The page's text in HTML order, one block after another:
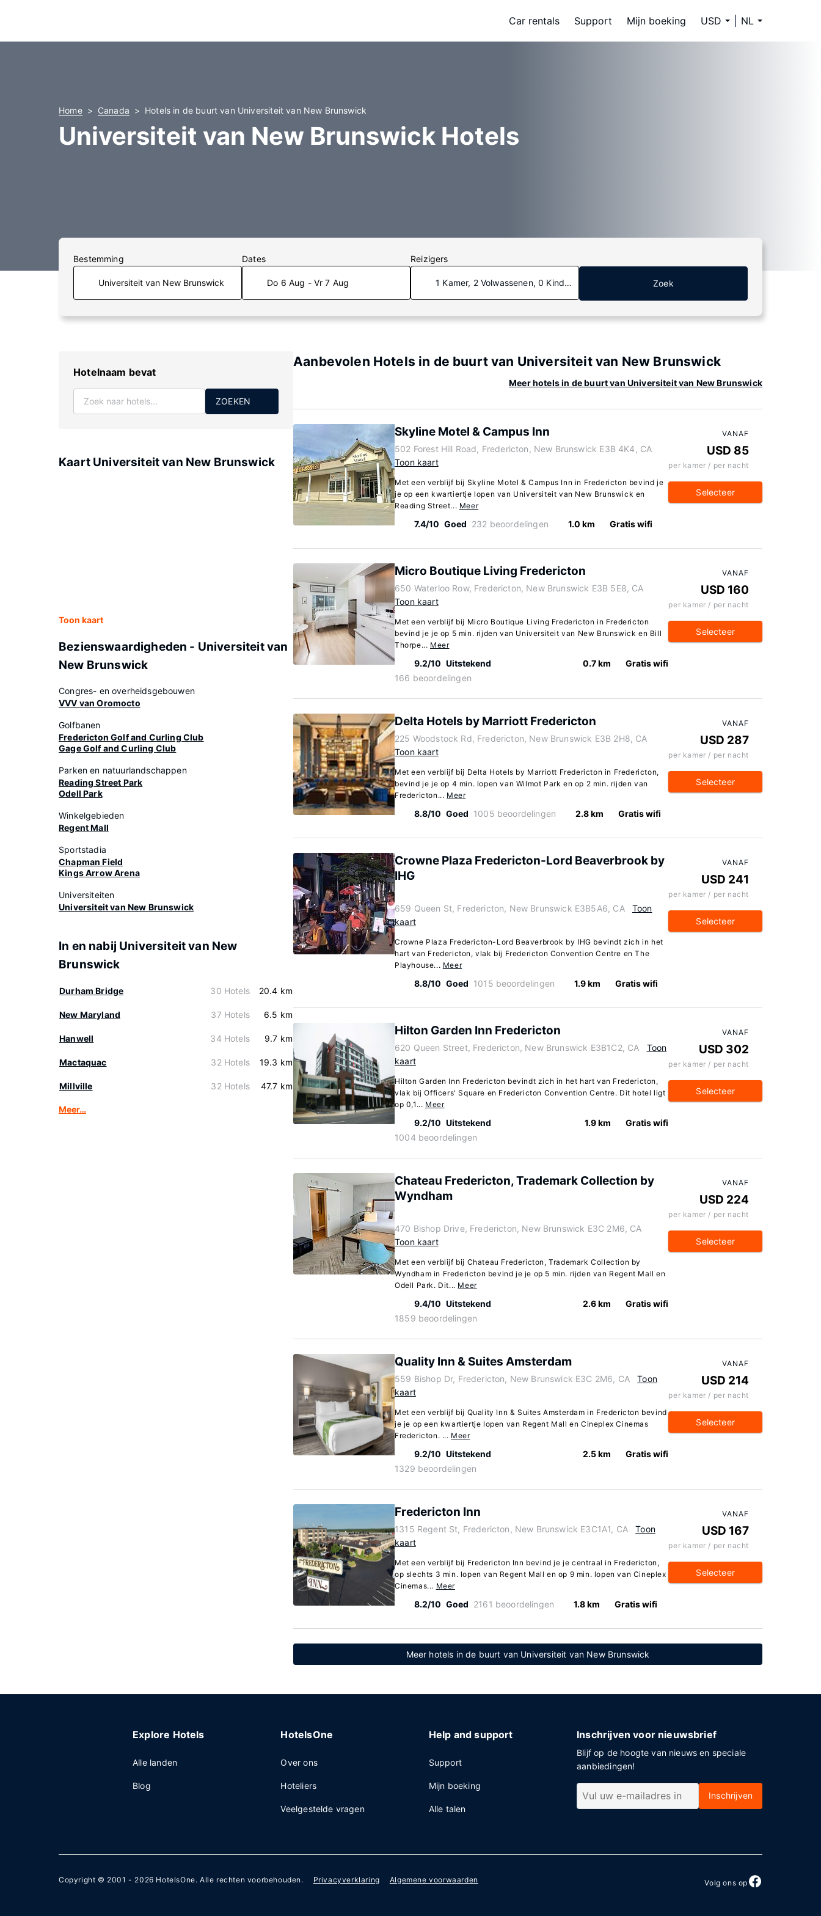
Car rentals Support Mijn boeking USD NL
Home Canada Hotels in de buurt van Universiteit van New Brunswick
Universiteit van New Brunswick Hotels
Bestemming Dates
Do 6 Aug - Vr 7 Aug
Reizigers
1 Kamer, 2 Volwassenen, 0 Kinderen Zoek
Hotelnaam bevat
ZOEKEN
Kaart Universiteit van New Brunswick
Toon kaart
Bezienswaardigheden - Universiteit van
New Brunswick
Congres- en overheidsgebouwen
VVV van Oromocto
Golfbanen
Fredericton Golf and Curling Club
Gage Golf and Curling Club
Parken en natuurlandschappen
Reading Street Park
Odell Park
Winkelgebieden
Regent Mall
Sportstadia
Chapman Field
Kings Arrow Arena
Universiteiten
Universiteit van New Brunswick
In en nabij Universiteit van New
Brunswick
Durham Bridge 30 Hotels 20.4 km
New Maryland 37 Hotels 6.5 km
Hanwell 34 Hotels 9.7 km
Mactaquac 32 Hotels 19.3 km
Millville 32 Hotels 47.7 km
Meer…
Aanbevolen Hotels in de buurt van Universiteit van New Brunswick
Meer hotels in de buurt van Universiteit van New Brunswick
Skyline Motel & Campus Inn
502 Forest Hill Road, Fredericton, New Brunswick E3B 4K4, CA
Toon kaart
Met een verblijf bij Skyline Motel & Campus Inn in Fredericton bevind je
je op een kwartiertje lopen van Universiteit van New Brunswick en
Reading Street... Meer
7.4/10 Goed 232 beoordelingen 1.0 km Gratis wifi
VANAF
USD 85
per kamer / per nacht
Selecteer
Micro Boutique Living Fredericton
650 Waterloo Row, Fredericton, New Brunswick E3B 5E8, CA
Toon kaart
Met een verblijf bij Micro Boutique Living Fredericton in Fredericton
bevind je je op 5 min. rijden van Universiteit van New Brunswick en Bill
Thorpe... Meer
9.2/10 Uitstekend
166 beoordelingen
0.7 km Gratis wifi
VANAF
USD 160
per kamer / per nacht
Selecteer
Delta Hotels by Marriott Fredericton
225 Woodstock Rd, Fredericton, New Brunswick E3B 2H8, CA
Toon kaart
Met een verblijf bij Delta Hotels by Marriott Fredericton in Fredericton,
bevind je je op 4 min. lopen van Wilmot Park en op 2 min. rijden van
Fredericton... Meer
8.8/10 Goed 1005 beoordelingen 2.8 km Gratis wifi
VANAF
USD 287
per kamer / per nacht
Selecteer
Crowne Plaza Fredericton-Lord Beaverbrook by
IHG
659 Queen St, Fredericton, New Brunswick E3B5A6, CA
Toon
kaart
Crowne Plaza Fredericton-Lord Beaverbrook by IHG bevindt zich in het
hart van Fredericton, vlak bij Fredericton Convention Centre en The
Playhouse... Meer
8.8/10 Goed 1015 beoordelingen 1.9 km Gratis wifi
VANAF
USD 241
per kamer / per nacht
Selecteer
Hilton Garden Inn Fredericton
620 Queen Street, Fredericton, New Brunswick E3B1C2, CA
Toon
kaart
Hilton Garden Inn Fredericton bevindt zich in het hart van Fredericton,
vlak bij Officers' Square en Fredericton Convention Centre. Dit hotel ligt
op 0,1... Meer
9.2/10 Uitstekend
1004 beoordelingen
1.9 km Gratis wifi
VANAF
USD 302
per kamer / per nacht
Selecteer
Chateau Fredericton, Trademark Collection by
Wyndham
470 Bishop Drive, Fredericton, New Brunswick E3C 2M6, CA
Toon kaart
Met een verblijf bij Chateau Fredericton, Trademark Collection by
Wyndham in Fredericton bevind je je op 5 min. rijden van Regent Mall en
Odell Park. Dit... Meer
9.4/10 Uitstekend
1859 beoordelingen
2.6 km Gratis wifi
VANAF
USD 224
per kamer / per nacht
Selecteer
Quality Inn & Suites Amsterdam
559 Bishop Dr, Fredericton, New Brunswick E3C 2M6, CA
Toon
kaart
Met een verblijf bij Quality Inn & Suites Amsterdam in Fredericton bevind
je je op een kwartiertje lopen van Regent Mall en Cineplex Cinemas
Fredericton. ... Meer
9.2/10 Uitstekend
1329 beoordelingen
2.5 km Gratis wifi
VANAF
USD 214
per kamer / per nacht
Selecteer
Fredericton Inn
1315 Regent St, Fredericton, New Brunswick E3C1A1, CA
Toon
kaart
Met een verblijf bij Fredericton Inn bevind je je centraal in Fredericton,
op slechts 3 min. lopen van Regent Mall en op 9 min. lopen van Cineplex
Cinemas... Meer
8.2/10 Goed 2161 beoordelingen 1.8 km Gratis wifi
VANAF
USD 167
per kamer / per nacht
Selecteer
Meer hotels in de buurt van Universiteit van New Brunswick
Explore Hotels
Alle landen
Blog
HotelsOne
Over ons
Hoteliers
Veelgestelde vragen
Help and support
Support
Mijn boeking
Alle talen
Inschrijven voor nieuwsbrief
Blijf op de hoogte van nieuws en speciale
aanbiedingen!
Inschrijven
Copyright © 2001 - 2026 HotelsOne. Alle rechten voorbehouden. Privacyverklaring Algemene voorwaarden Volg ons op